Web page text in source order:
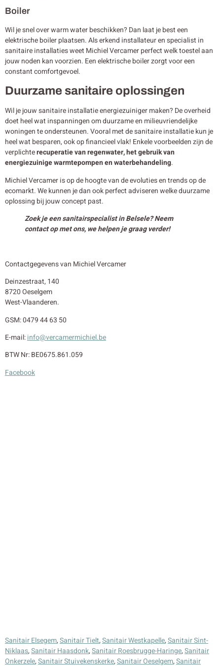
Boiler
Wil je snel over warm water beschikken? Dan laat je best een
elektrische boiler plaatsen. Als erkend installateur en specialist in
sanitaire installaties weet Michiel Vercamer perfect welk toestel aan
jouw noden kan voorzien. Een elektrische boiler zorgt voor een
constant comfortgevoel.
Duurzame sanitaire oplossingen
Wil je jouw sanitaire installatie energiezuiniger maken? De overheid
doet heel wat inspanningen om duurzame en milieuvriendelijke
woningen te ondersteunen. Vooral met de sanitaire installatie kun je
heel wat besparen, ook op financieel vlak! Enkele voorbeelden zijn de
verplichterecuperatie van regenwater, het gebruik van
energiezuinige warmtepompen en waterbehandeling.
Michiel Vercamer is op de hoogte van de evoluties en trends op de
ecomarkt. We kunnen je dan ook perfect adviseren welke duurzame
oplossing bij jouw concept past.
Zoek je een sanitairspecialist in Belsele? Neem
contact op met ons, we helpen je graag verder!
Contactgegevens van Michiel Vercamer
Deinzestraat, 140
8720 Oeselgem
West-Vlaanderen.
GSM: 0479 44 63 50
E-mail:info@vercamermichiel.be
BTW Nr: BE0675.861.059
Facebook
Sanitair Elsegem,Sanitair Tielt,Sanitair Westkapelle,Sanitair Sint-
Niklaas,Sanitair Haasdonk,Sanitair Roesbrugge-Haringe,Sanitair
Onkerzele,Sanitair Stuivekenskerke,Sanitair Oeselgem,Sanitair